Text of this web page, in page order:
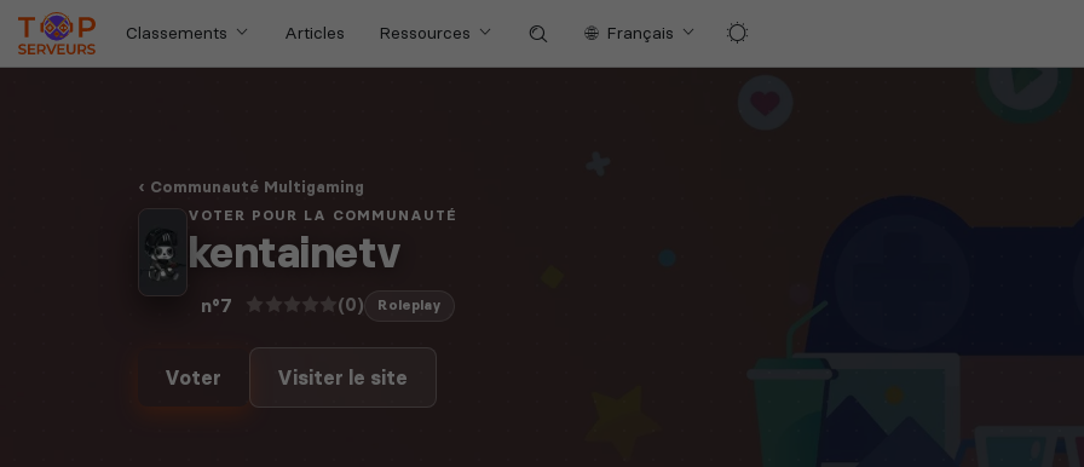
Classements Articles Ressources Français
Communauté Multigaming
VOTER POUR LA COMMUNAUTÉ
kentainetv
n°7 (0) Roleplay
Voter Visiter le site